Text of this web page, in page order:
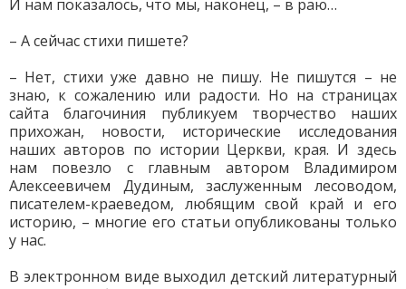
И нам показалось, что мы, наконец, – в раю…
– А сейчас стихи пишете?
– Нет, стихи уже давно не пишу. Не пишутся – не
знаю, к сожалению или радости. Но на страницах
сайта благочиния публикуем творчество наших
прихожан, новости, исторические исследования
наших авторов по истории Церкви, края. И здесь
нам повезло с главным автором Владимиром
Алексеевичем Дудиным, заслуженным лесоводом,
писателем-краеведом, любящим свой край и его
историю, – многие его статьи опубликованы только
у нас.
В электронном виде выходил детский литературный